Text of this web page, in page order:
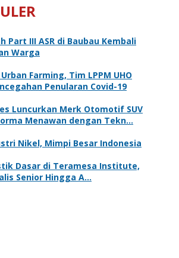
Part III ASR di Baubau Kembali
Warga
Farming, Tim LPPM UHO
Penularan Covid-19
Luncurkan Merk Otomotif SUV
Menawan dengan Tekn…
Nikel, Mimpi Besar Indonesia
Dasar di Teramesa Institute,
Senior Hingga A…